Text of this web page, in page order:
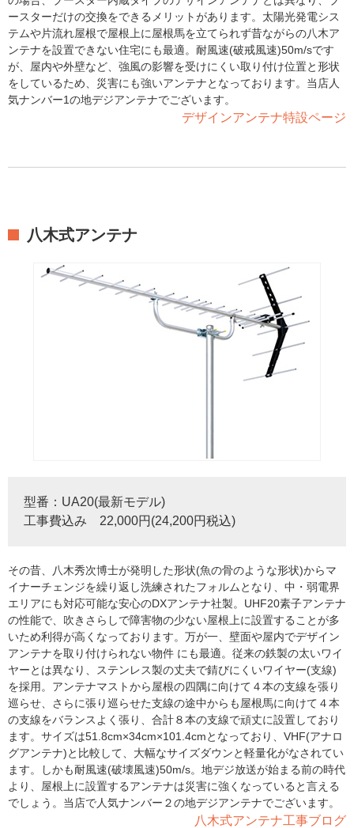
ースターだけの交換をできるメリットがあります。太陽光発電シス
テムや片流れ屋根で屋根上に屋根馬を立てられず昔ながらの八木ア
ンテナを設置できない住宅にも最適。耐風速(破戒風速)50m/sです
が、屋内や外壁など、強風の影響を受けにくい取り付け位置と形状
をしているため、災害にも強いアンテナとなっております。当店人
気ナンバー1の地デジアンテナでございます。
デザインアンテナ特設ページ
八木式アンテナ
型番：UA20(最新モデル)
工事費込み 22,000円(24,200円税込)
その昔、八木秀次博士が発明した形状(魚の骨のような形状)からマ
イナーチェンジを繰り返し洗練されたフォルムとなり、中・弱電界
エリアにも対応可能な安心のDXアンテナ社製。UHF20素子アンテナ
の性能で、吹きさらしで障害物の少ない屋根上に設置することが多
いため利得が高くなっております。万が一、壁面や屋内でデザイン
アンテナを取り付けられない物件 にも最適。従来の鉄製の太いワイ
ヤーとは異なり、ステンレス製の丈夫で錆びにくいワイヤー(支線)
を採用。アンテナマストから屋根の四隅に向けて４本の支線を張り
巡らせ、さらに張り巡らせた支線の途中からも屋根馬に向けて４本
の支線をバランスよく張り、合計８本の支線で頑丈に設置しており
ます。サイズは51.8cm×34cm×101.4cmとなっており、VHF(アナロ
グアンテナ)と比較して、大幅なサイズダウンと軽量化がなされてい
ます。しかも耐風速(破壊風速)50m/s。地デジ放送が始まる前の時代
より、屋根上に設置するアンテナは災害に強くなっていると言える
でしょう。当店で人気ナンバー２の地デジアンテナでございます。
八木式アンテナ工事ブログ